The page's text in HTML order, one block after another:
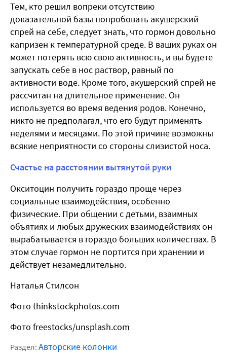
Тем, кто решил вопреки отсутствию
доказательной базы попробовать акушерский
спрей на себе, следует знать, что гормон довольно
капризен к температурной среде. В ваших руках он
может потерять всю свою активность, и вы будете
запускать себе в нос раствор, равный по
активности воде. Кроме того, акушерский спрей не
рассчитан на длительное применение. Он
используется во время ведения родов. Конечно,
никто не предполагал, что его будут применять
неделями и месяцами. По этой причине возможны
всякие неприятности со стороны слизистой носа.
Счастье на расстоянии вытянутой руки
Окситоцин получить гораздо проще через
социальные взаимодействия, особенно
физические. При общении с детьми, взаимных
объятиях и любых дружеских взаимодействиях он
вырабатывается в гораздо больших количествах. В
этом случае гормон не портится при хранении и
действует незамедлительно.
Наталья Стилсон
Фото thinkstockphotos.com
Фото freestocks/unsplash.com
Раздел: Авторские колонки